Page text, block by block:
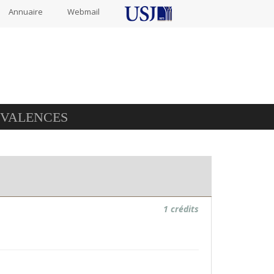
Annuaire Webmail
1 crédits